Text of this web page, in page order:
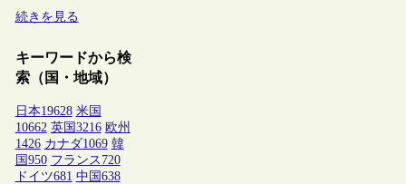
続きを見る
キーワードから検
索（国・地域）
日本19628 米国
10662 英国3216 欧州
1426 カナダ1069 韓
国950 フランス 720
ドイツ681 中国638